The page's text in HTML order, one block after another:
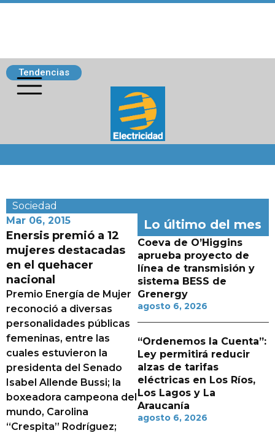
Tendencias
Sociedad
Mar 06, 2015
Enersis premió a 12
mujeres destacadas
en el quehacer
nacional
Premio Energía de Mujer
reconoció a diversas
personalidades públicas
femeninas, entre las
cuales estuvieron la
presidenta del Senado
Isabel Allende Bussi; la
boxeadora campeona del
mundo, Carolina
“Crespita” Rodríguez;
Lo último del mes
Coeva de O’Higgins
aprueba proyecto de
línea de transmisión y
sistema BESS de
Grenergy
agosto 6, 2026
“Ordenemos la Cuenta”:
Ley permitirá reducir
alzas de tarifas
eléctricas en Los Ríos,
Los Lagos y La
Araucanía
agosto 6, 2026